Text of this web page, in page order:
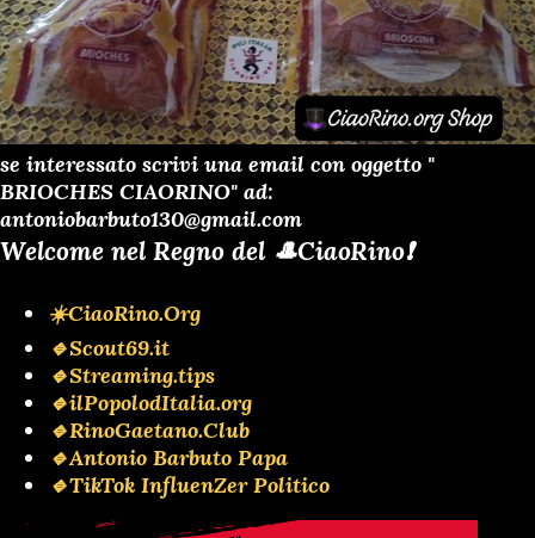
se interessato scrivi una email con oggetto "
BRIOCHES CIAORINO" ad:
antoniobarbuto130@gmail.com
Welcome nel Regno del 🎩CiaoRino❗️
☀️CiaoRino.Org
🔹Scout69.it
🔹Streaming.tips
🔹ilPopolodItalia.org
🔹RinoGaetano.Club
🔹Antonio Barbuto Papa
🔹TikTok InfluenZer Politico